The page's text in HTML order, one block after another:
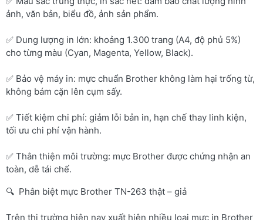
ảnh, văn bản, biểu đồ, ảnh sản phẩm.
✅ Dung lượng in lớn: khoảng 1.300 trang (A4, độ phủ 5%)
cho từng màu (Cyan, Magenta, Yellow, Black).
✅ Bảo vệ máy in: mực chuẩn Brother không làm hại trống từ,
không bám cặn lên cụm sấy.
✅ Tiết kiệm chi phí: giảm lỗi bản in, hạn chế thay linh kiện,
tối ưu chi phí vận hành.
✅ Thân thiện môi trường: mực Brother được chứng nhận an
toàn, dễ tái chế.
🔍 Phân biệt mực Brother TN-263 thật – giả
Trên thị trường hiện nay xuất hiện nhiều loại mực in Brother